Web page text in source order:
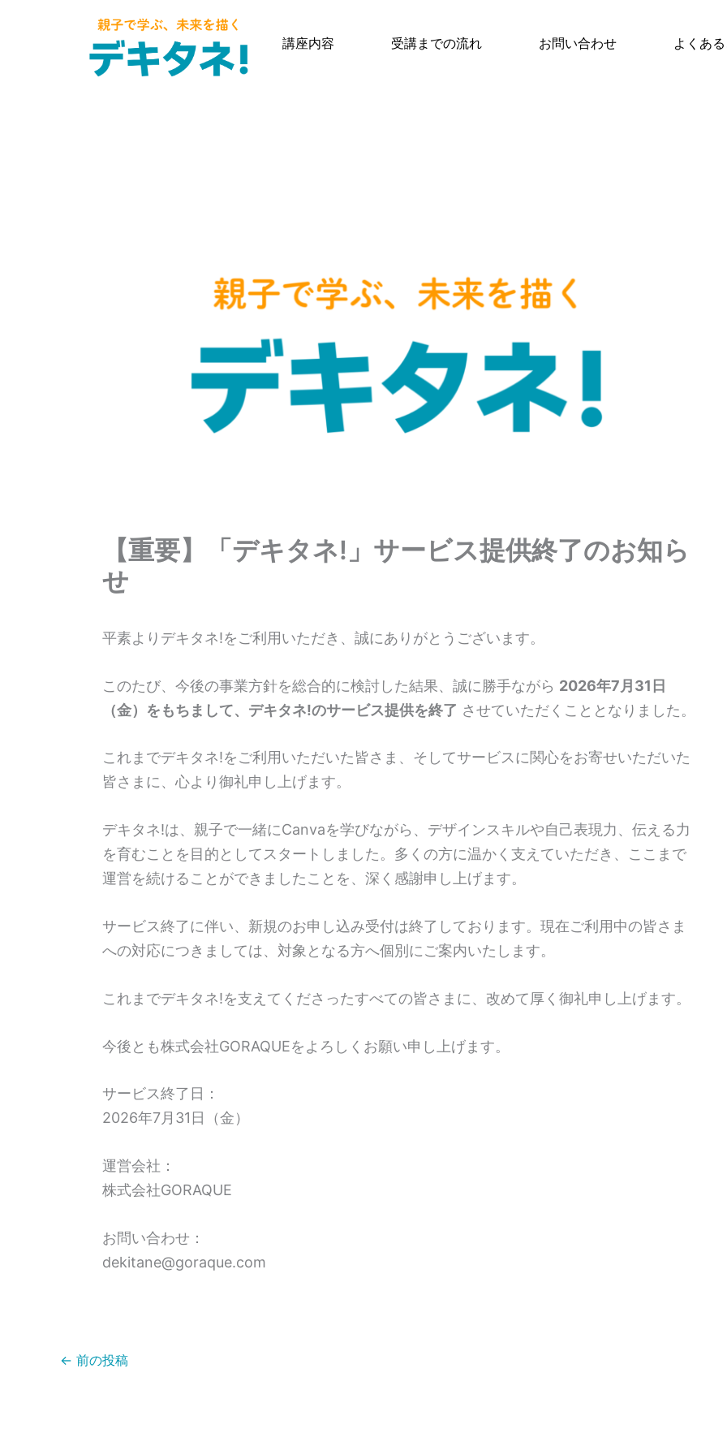
講座内容 受講までの流れ お問い合わせ よくあ
【重要】「デキタネ!」サービス提供終了のお知ら
せ
平素よりデキタネ!をご利用いただき、誠にありがとうございます。
このたび、今後の事業方針を総合的に検討した結果、誠に勝手ながら 2026年7月31日
（金）をもちまして、デキタネ!のサービス提供を終了 させていただくこととなりました。
これまでデキタネ!をご利用いただいた皆さま、そしてサービスに関心をお寄せいただいた
皆さまに、心より御礼申し上げます。
デキタネ!は、親子で一緒にCanvaを学びながら、デザインスキルや自己表現力、伝える力
を育むことを目的としてスタートしました。多くの方に温かく支えていただき、ここまで
運営を続けることができましたことを、深く感謝申し上げます。
サービス終了に伴い、新規のお申し込み受付は終了しております。現在ご利用中の皆さま
への対応につきましては、対象となる方へ個別にご案内いたします。
これまでデキタネ!を支えてくださったすべての皆さまに、改めて厚く御礼申し上げます。
今後とも株式会社GORAQUEをよろしくお願い申し上げます。
サービス終了日：
2026年7月31日（金）
運営会社：
株式会社GORAQUE
お問い合わせ：
dekitane@goraque.com
← 前の投稿